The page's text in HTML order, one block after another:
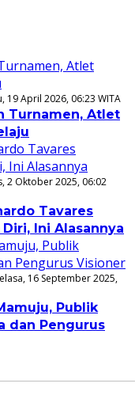
19 April 2026, 06:23 WITA
Turnamen, Atlet
2 Oktober 2025, 06:02
Tavares
Ini Alasannya
16 September 2025,
Publik
dan Pengurus